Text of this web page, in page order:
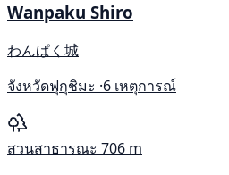
Wanpaku Shiro
わんぱく城
จังหวัดฟุกุชิมะ ·6 เหตุการณ์
สวนสาธารณะ 706 m